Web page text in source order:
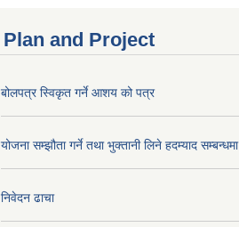
Plan and Project
बोलपत्र स्विकृत गर्ने आशय को पत्र
योजना सम्झौता गर्ने तथा भुक्तानी लिने हदम्याद सम्बन्धमा
निवेदन ढाचा